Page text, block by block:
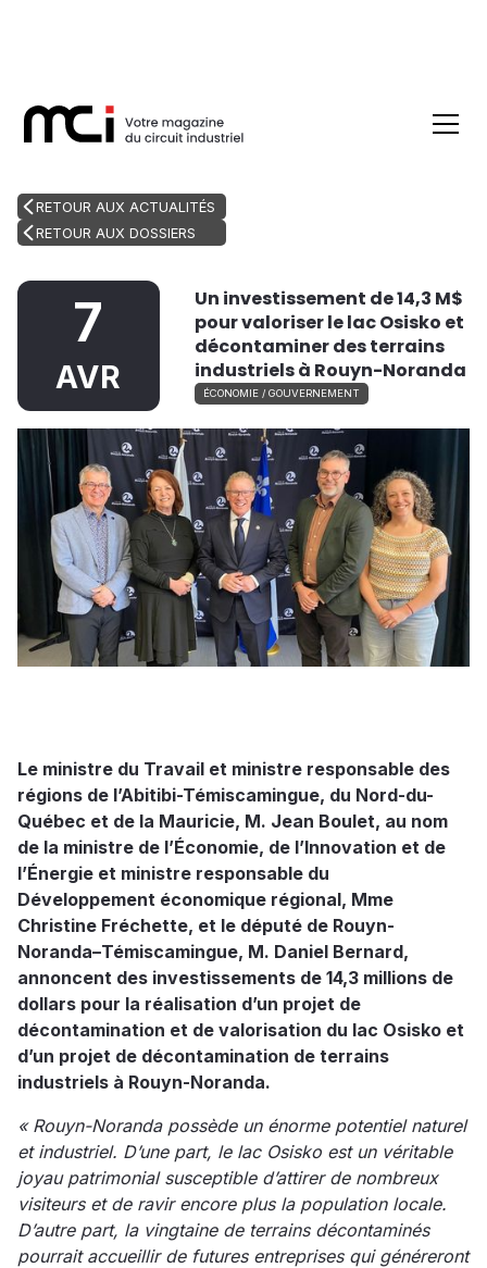
RETOUR AUX ACTUALITÉS
RETOUR AUX DOSSIERS
7
AVR
Un investissement de 14,3 M$
pour valoriser le lac Osisko et
décontaminer des terrains
industriels à Rouyn-Noranda
ÉCONOMIE / GOUVERNEMENT
Le ministre du Travail et ministre responsable des
régions de l’Abitibi-Témiscamingue, du Nord-du-
Québec et de la Mauricie, M. Jean Boulet, au nom
de la ministre de l’Économie, de l’Innovation et de
l’Énergie et ministre responsable du
Développement économique régional, Mme
Christine Fréchette, et le député de Rouyn-
Noranda–Témiscamingue, M. Daniel Bernard,
annoncent des investissements de 14,3 millions de
dollars pour la réalisation d’un projet de
décontamination et de valorisation du lac Osisko et
d’un projet de décontamination de terrains
industriels à Rouyn-Noranda.
« Rouyn-Noranda possède un énorme potentiel naturel
et industriel. D’une part, le lac Osisko est un véritable
joyau patrimonial susceptible d’attirer de nombreux
visiteurs et de ravir encore plus la population locale.
D’autre part, la vingtaine de terrains décontaminés
pourrait accueillir de futures entreprises qui généreront